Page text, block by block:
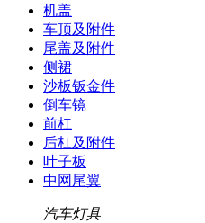
机盖
车顶及附件
尾盖及附件
侧裙
沙板钣金件
倒车镜
前杠
后杠及附件
叶子板
中网尾翼
汽车灯具